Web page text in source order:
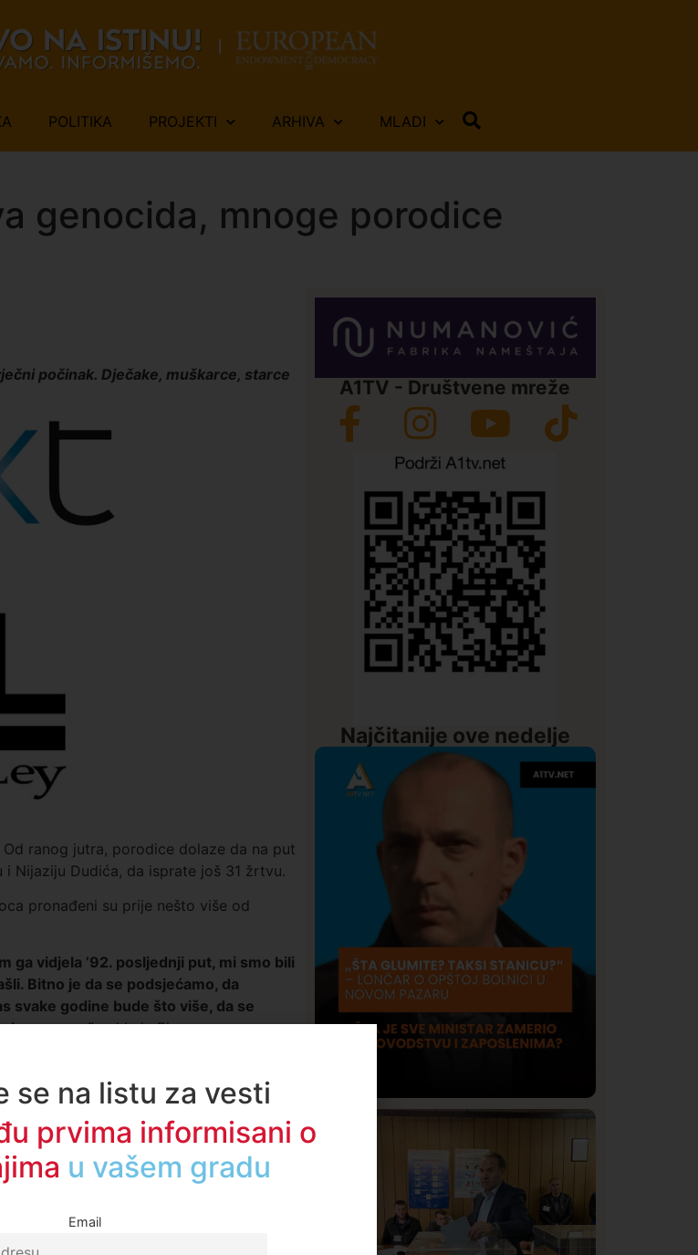
POLITIKA PROJEKTI ARHIVA MLADI
genocida, mnoge porodice
počinak. Dječake, muškarce, starce
ranog jutra, porodice dolaze da na put
Nijaziju Dudića, da isprate još 31 žrtvu.
pronađeni su prije nešto više od
ga vidjela ’92. posljednji put, mi smo bili
Bitno je da se podsjećamo, da
svake godine bude što više, da se
svemu“, rekla je Elma.
Nijazije Dudić. Upravo za njima traga
godina i sama je ukopala oca, jednog
je, jašta je teško, teško je tuđina a
svi, da znaš da dođeš da proučiš
čeka Hasena. Hamedova supruga
A1TV - Društvene mreže
Najčitanije ove nedelje
Lončar o Opštoj bolnici u Novom
Pazaru: „Šta glumite? Taksi stanicu?“
se na listu za vesti
prvima informisani o
u regionu
Email